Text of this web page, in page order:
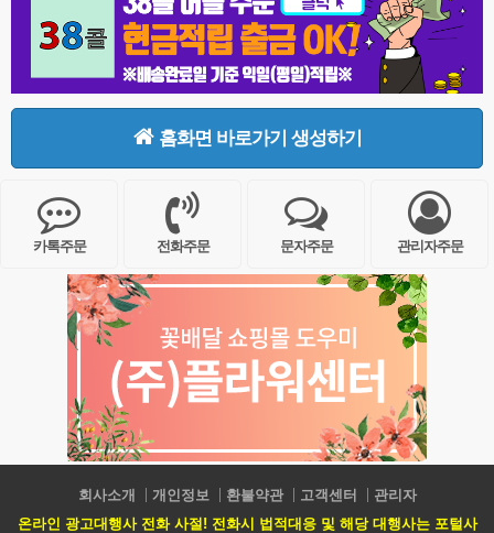
홈화면 바로가기 생성하기
카톡주문 전화주문 문자주문 관리자주문
회사소개 개인정보 환불약관 고객센터
관리자
온라인 광고대행사 전화 사절! 전화시 법적대응 및 해당 대행사는 포털사